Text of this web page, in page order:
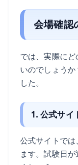
会場確認
では、実際に
いのでしょう
した。
1. 公式サイ
公式サイトで
ます。試験日